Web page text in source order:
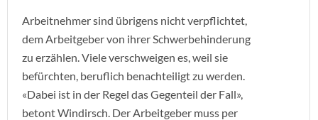
Arbeitnehmer sind übrigens nicht verpflichtet,
dem Arbeitgeber von ihrer Schwerbehinderung
zu erzählen. Viele verschweigen es, weil sie
befürchten, beruflich benachteiligt zu werden.
«Dabei ist in der Regel das Gegenteil der Fall»,
betont Windirsch. Der Arbeitgeber muss per